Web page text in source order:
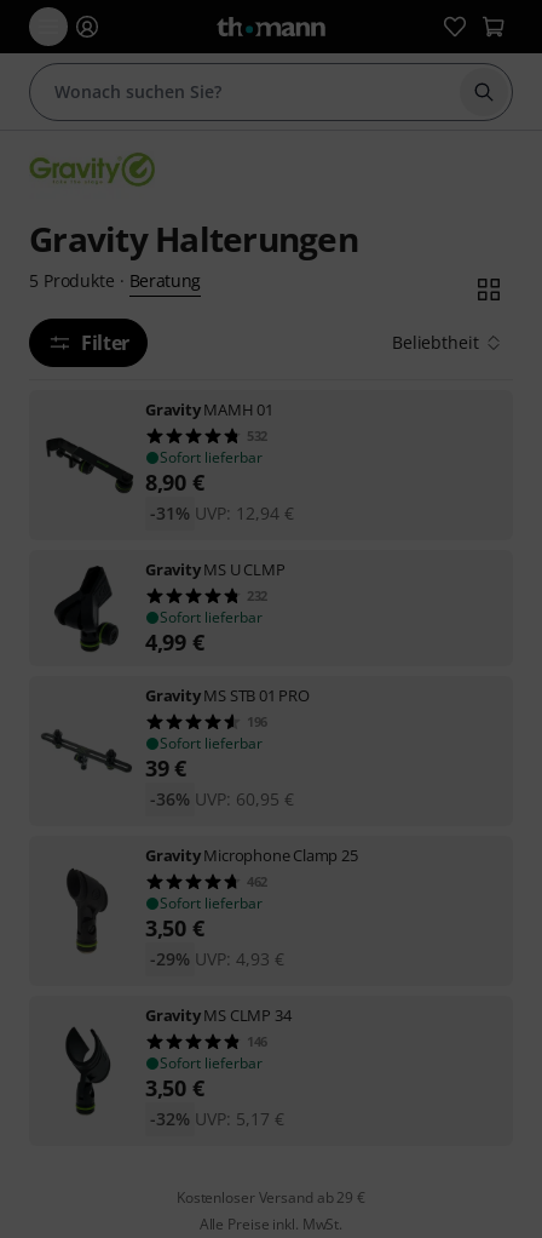
Suche
Gravity Halterungen
5 Produkte · Beratung
Filter Beliebtheit
GravityMAMH 01
532
Sofort lieferbar
8,90 €
UVP: 12,94 €
-31%
GravityMS U CLMP
232
Sofort lieferbar
4,99 €
GravityMS STB 01 PRO
196
Sofort lieferbar
39€
UVP: 60,95 €
-36%
GravityMicrophone Clamp 25
462
Sofort lieferbar
3,50 €
UVP: 4,93 €
-29%
GravityMS CLMP 34
146
Sofort lieferbar
3,50 €
UVP: 5,17 €
-32%
Kostenloser Versand ab 29 €
Alle Preise inkl. MwSt.